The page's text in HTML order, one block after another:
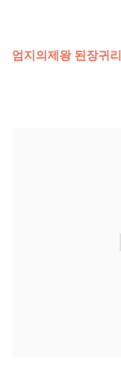
엄지의제왕 된장귀